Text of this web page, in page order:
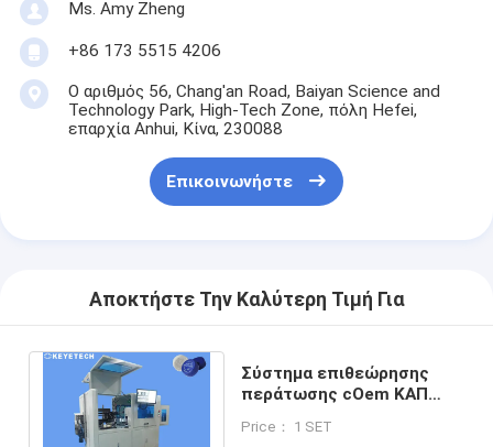
Ms. Amy Zheng
+86 173 5515 4206
Ο αριθμός 56, Chang'an Road, Baiyan Science and
Technology Park, High-Tech Zone, πόλη Hefei,
επαρχία Anhui, Κίνα, 230088
Επικοινωνήστε
Αποκτήστε Την Καλύτερη Τιμή Για
Σύστημα επιθεώρησης
περάτωσης cOem ΚΑΠ
Counting&Reject
Price： 1 SET